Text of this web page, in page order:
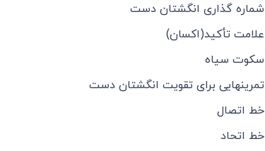
شماره گذاری انگشتان دست
علامت تأکید(اکسان)
سکوت سیاه
تمرینهایی برای تقویت انگشتان دست
خط اتصال
خط اتحاد